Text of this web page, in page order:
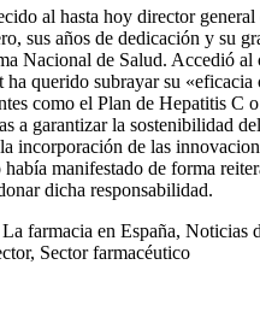
al hasta hoy director general
sus años de dedicación y su
Nacional de Salud. Accedió al
querido subrayar su «eficacia
como el Plan de Hepatitis C
a garantizar la sostenibilidad
incorporación de las
manifestado de forma
dicha responsabilidad.
La farmacia en España, Noticias
, Sector farmacéutico